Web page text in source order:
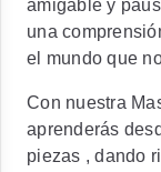
amigable y
una
el mundo que
Con nuestra
aprenderás
piezas , dando